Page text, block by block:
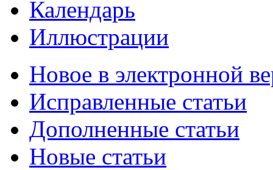
Календарь
Иллюстрации
Новое в электронной
Исправленные статьи
Дополненные статьи
Новые статьи